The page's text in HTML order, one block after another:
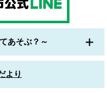
あそぶ？～
より